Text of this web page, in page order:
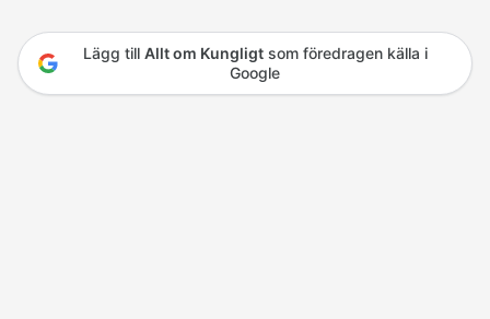
Lägg till Allt om Kungligtsom föredragen källa i
Google